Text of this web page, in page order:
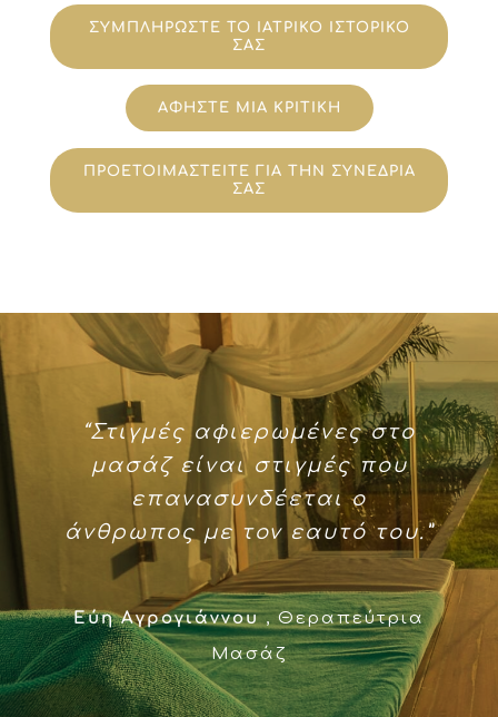
ΣΥΜΠΛΗΡΩΣΤΕ ΤΟ ΙΑΤΡΙΚΟ ΙΣΤΟΡΙΚΟ
ΣΑΣ
ΑΦΗΣΤΕ ΜΙΑ ΚΡΙΤΙΚΗ
ΠΡΟΕΤΟΙΜΑΣΤΕΙΤΕ ΓΙΑ ΤΗΝ ΣΥΝΕΔΡΙΑ
ΣΑΣ
“Στιγμές αφιερωμένες στο
μασάζ είναι στιγμές που
επανασυνδέεται ο
άνθρωπος με τον εαυτό του.”
Εύη Αγρογιάννου,Θεραπεύτρια
Μασάζ